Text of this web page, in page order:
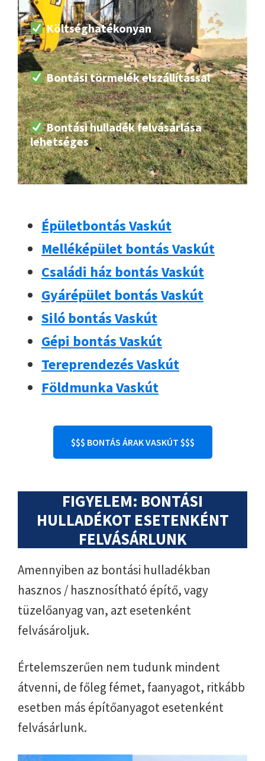
Költséghatékonyan
Bontási törmelék elszállítással
Bontási hulladék felvásárlása
lehetséges
Épületbontás Vaskút
Melléképület bontás Vaskút
Családi ház bontás Vaskút
Gyárépület bontás Vaskút
Siló bontás Vaskút
Gépi bontás Vaskút
Tereprendezés Vaskút
Földmunka Vaskút
$$$ BONTÁS ÁRAK VASKÚT $$$
FIGYELEM: BONTÁSI
HULLADÉKOT ESETENKÉNT
FELVÁSÁRLUNK
Amennyiben az bontási hulladékban
hasznos / hasznosítható építő, vagy
tüzelőanyag van, azt esetenként
felvásároljuk.
Értelemszerűen nem tudunk mindent
átvenni, de főleg fémet, faanyagot, ritkább
esetben más építőanyagot esetenként
felvásárlunk.